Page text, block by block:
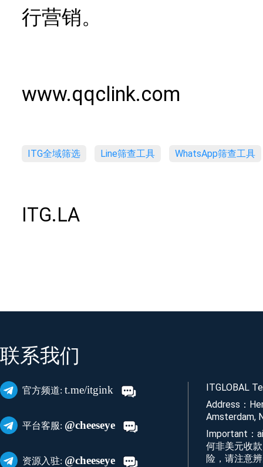
行营销。
www.qqclink.com
ITG全域筛选 Line筛查工具 WhatsApp筛查工具
ITG.LA
联系我们
官方频道: t.me/itgink
平台客服: @cheeseye
资源入驻: @cheeseye
ITGLOBAL
Address：
Amsterdam,
Important：
何非美元收
险，请注意